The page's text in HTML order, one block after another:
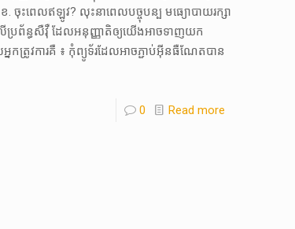
ះពេលឥឡូវ? លុះនាពេលបច្ចុបន្ប មធ្យោបាយរក្សា
ើប្រព័ន្ធសឺវ៉ឺ ដែលអនុញ្ញាតិឲ្យយើងអាចទាញយក
រូវការគឺ ៖ កុំព្យូទ័រដែលអាចភ្ជាប់អ៊ីនធឺណែតបាន
0 Read more